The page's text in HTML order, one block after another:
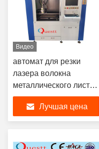
Видео
автомат для резки
лазера волокна
металлического листа
высокой точности CNC
резца лазера 1000W
небольшой
Лучшая цена